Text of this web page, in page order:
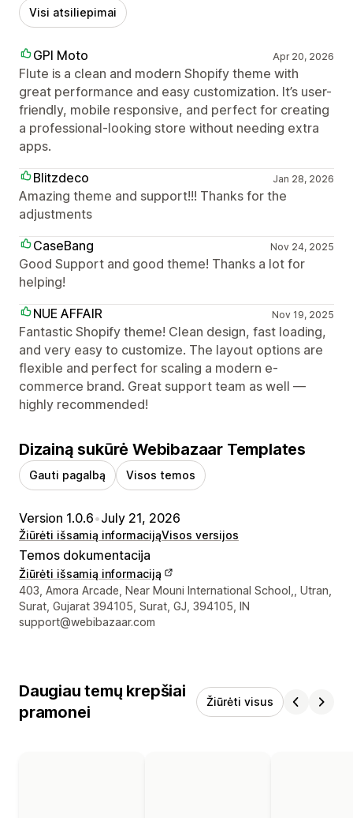
Visi atsiliepimai
GPI Moto Apr 20, 2026
Flute is a clean and modern Shopify theme with
great performance and easy customization. It’s user-
friendly, mobile responsive, and perfect for creating
a professional-looking store without needing extra
apps.
Blitzdeco
Jan 28, 2026
Amazing theme and support!!! Thanks for the
adjustments
CaseBang
Nov 24, 2025
Good Support and good theme! Thanks a lot for
helping!
NUE AFFAIR
Nov 19, 2025
Fantastic Shopify theme! Clean design, fast loading,
and very easy to customize. The layout options are
flexible and perfect for scaling a modern e-
commerce brand. Great support team as well —
highly recommended!
Dizainą sukūrė Webibazaar Templates
Gauti pagalbą Visos temos
Version 1.0.6•July 21, 2026
Žiūrėti išsamią informacijąVisos versijos
Temos dokumentacija
Žiūrėti išsamią informaciją
Kūrėjo kontaktiniai duomenys
403, Amora Arcade, Near Mouni International School,, Utran,
Surat, Gujarat 394105, Surat, GJ, 394105, IN
support@webibazaar.com
Daugiau temų krepšiai
pramonei
Žiūrėti visus